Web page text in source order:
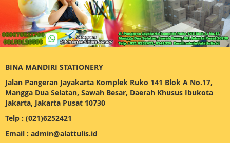
BINA MANDIRI STATIONERY
Jalan Pangeran Jayakarta Komplek Ruko 141 Blok A No.17,
Mangga Dua Selatan, Sawah Besar, Daerah Khusus Ibukota
Jakarta, Jakarta Pusat 10730
Telp : (021)6252421
Email : admin@alattulis.id